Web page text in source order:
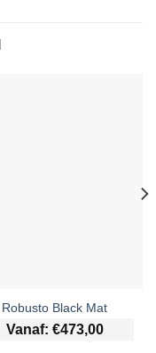
Robusto Black Mat
Vanaf: €473,00